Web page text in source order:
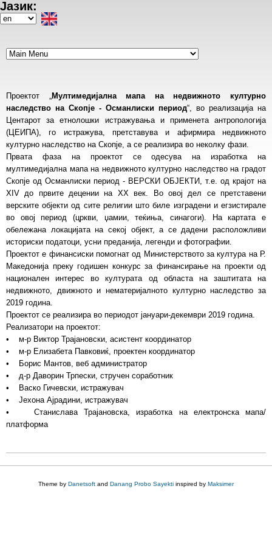
Skip
to
Јазик:
Select
Проектот „Мултимедијална мапа на недвижното културно
наследство на Скопје - Османлиски период“, во реализација на
Центарот за етнолошки истражувања и применета антропологија
(ЦЕИПА), го истражува, претставува и афирмира недвижното
културно наследство на Скопје, а се реализира во неколку фази.
Првата фаза на проектот се одесува на изработка на
мултимедијална мапа на недвижното културно наследство на градот
Скопје од Османлиски период - ВЕРСКИ ОБЈЕКТИ, т.е. од крајот на
XIV до првите децении на XX век. Во овој дел се претставени
верските објекти од сите религии што биле изградени и егзистирале
во овој период (цркви, џамии, теќиња, синагоги). На картата е
обележана локацијата на секој објект, а се дадени расположливи
историски податоци, усни преданија, легенди и фотографии.
Проектот е финансиски помогнат од Министерството за култура на Р.
Македонија преку годишен конкурс за финансирање на проекти од
национален интерес во културата од областа на заштитата на
недвижното, движното и нематеријалното културно наследство за
2019 година.
Проектот се реализира во периодот јануари-декември 2019 година.
Реализатори на проектот:
• м-р Виктор Трајановски, асистент координатор
• м-р Елизабета Павковиќ, проектен координатор
• Борис Мантов, веб администратор
• д-р Даворин Трпески, стручен соработник
• Васко Гичевски, истражувач
• Јехона Ајрадини, истражувач
• Станислава Трајановска, изработка на електронска мапа/
платформа
Theme by Danetsoft and Danang Probo Sayekti inspired by Maksimer